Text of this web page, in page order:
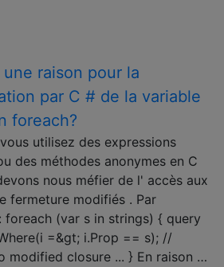
raison pour la
par C # de la variable
foreach?
utilisez des expressions
des méthodes anonymes en C
nous méfier de l' accès aux
fermeture modifiés . Par
foreach (var s in strings) { query
=&gt; i.Prop == s); //
modified closure ... } En raison …